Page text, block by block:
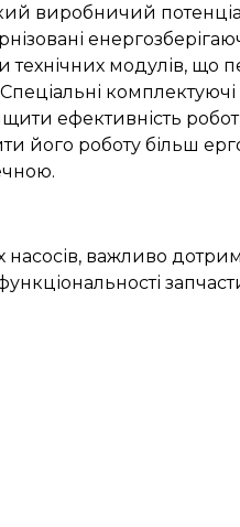
виробничий
технічних модулів, що
ефективність
його роботу більш
важливо